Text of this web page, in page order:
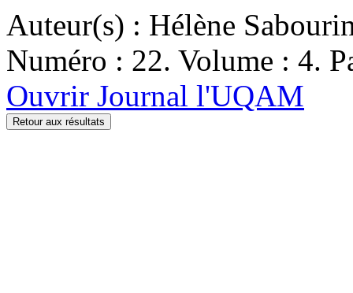
Auteur(s) : Hélène
Numéro : 22. Volume : 4.
Ouvrir Journal l'UQAM
Retour aux résultats